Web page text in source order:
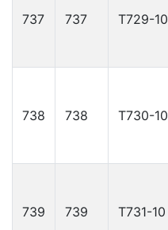
737 737 Т729-10
738 738 Т730-10
739 739 Т731-10